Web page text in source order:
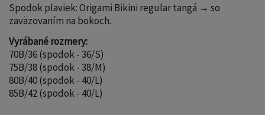
Spodok plaviek: Origami Bikini regular tangá → so
zaväzovaním na bokoch.
Vyrábané rozmery:
70B/36 (spodok - 36/S)
75B/38 (spodok - 38/M)
80B/40 (spodok - 40/L)
85B/42 (spodok - 40/L)